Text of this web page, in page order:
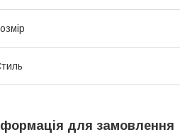
для замовлення